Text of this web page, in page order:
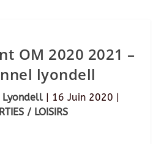
OM 2020 2021 –
lyondell
Lyondell| 16 Juin 2020 |
/ LOISIRS